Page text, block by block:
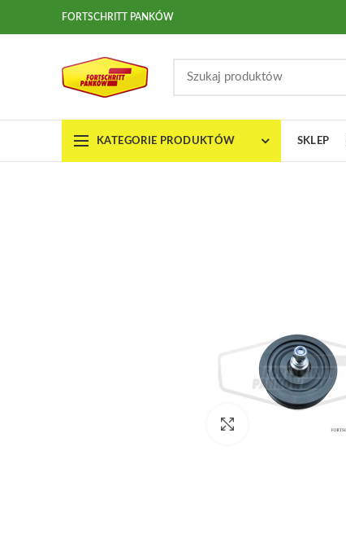
FORTSCHRITT PANKÓW
KATEGORIE PRODUKTÓW SKLEP